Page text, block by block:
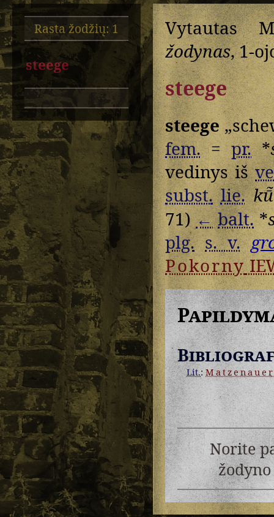
Rasta žodžių: 1
steege
Vytautas
žodynas, 1-
steege
steege
fem.=pr.*
vedinys iš
subst. lie.
71)← balt.*
plg. s. v.
Pokorny
Lit.:Matzenauer
Norite